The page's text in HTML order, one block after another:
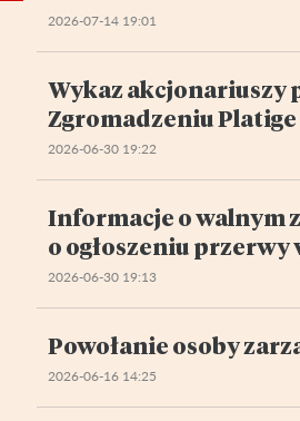
2026-07-14 19:01
Wykaz akcjonariuszy
Zgromadzeniu Platige
2026-06-30 19:22
Informacje o walnym
o ogłoszeniu przerwy
2026-06-30 19:13
Powołanie osoby
2026-06-16 14:25